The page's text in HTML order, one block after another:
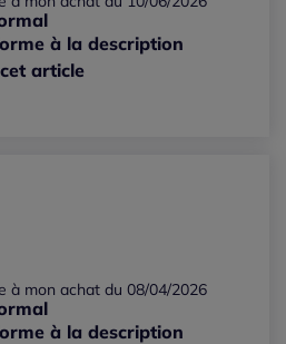
à la description
article
à mon achat du 08/04/2026
à la description